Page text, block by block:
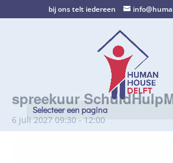
bij ons telt iedereen
Selecteer een pagina
spreekuur
6 juli 2027 09:30 - 12:00